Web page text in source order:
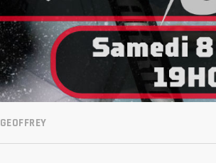
GEOFFREY